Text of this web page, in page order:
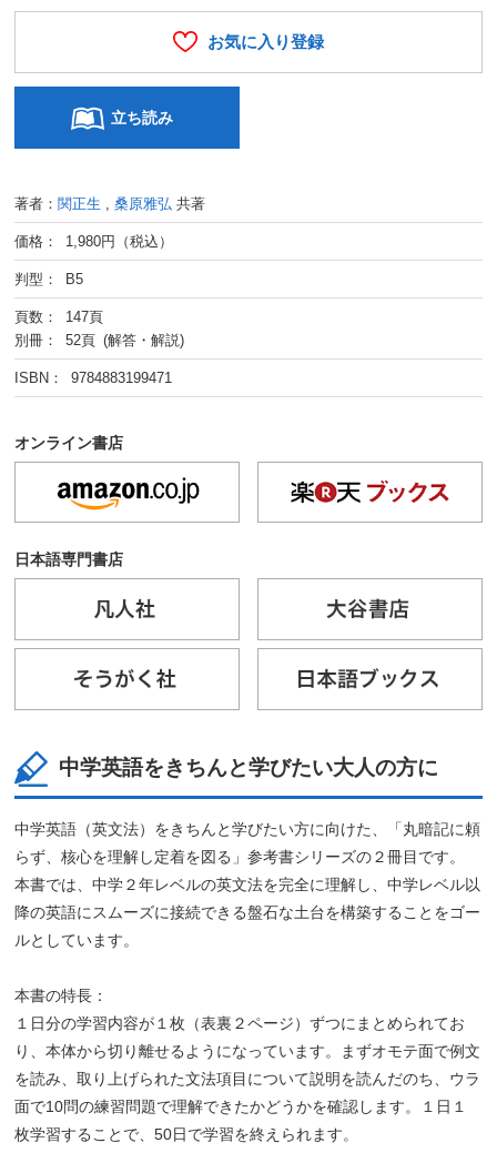
中学英語をきちんと学びたい大人の方に
中学英語（英文法）をきちんと学びたい方に向けた、「丸暗記に頼
らず、核心を理解し定着を図る」参考書シリーズの２冊目です。
本書では、中学２年レベルの英文法を完全に理解し、中学レベル以
降の英語にスムーズに接続できる盤石な土台を構築することをゴー
ルとしています。
本書の特長：
１日分の学習内容が１枚（表裏２ページ）ずつにまとめられてお
り、本体から切り離せるようになっています。まずオモテ面で例文
を読み、取り上げられた文法項目について説明を読んだのち、ウラ
面で10問の練習問題で理解できたかどうかを確認します。１日１
枚学習することで、50日で学習を終えられます。
お気に入り登録
立ち読み
著者：関正生 ,桑原雅弘 共著
価格： 1,980円（税込）
判型： B5
頁数： 147頁
別冊： 52頁 (解答・解説)
ISBN： 9784883199471
オンライン書店
日本語専門書店